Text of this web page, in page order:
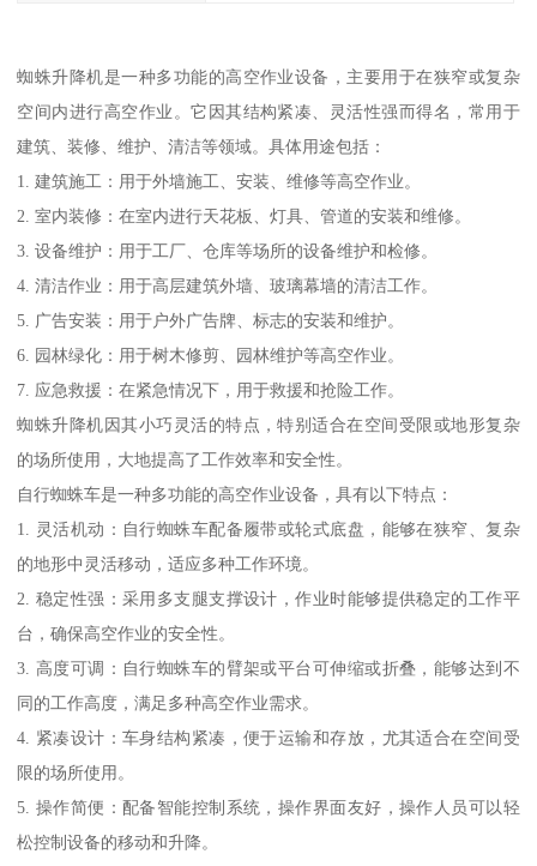
蜘蛛升降机是一种多功能的高空作业设备，主要用于在狭窄或复杂
空间内进行高空作业。它因其结构紧凑、灵活性强而得名，常用于
建筑、装修、维护、清洁等领域。具体用途包括：
1. 建筑施工：用于外墙施工、安装、维修等高空作业。
2. 室内装修：在室内进行天花板、灯具、管道的安装和维修。
3. 设备维护：用于工厂、仓库等场所的设备维护和检修。
4. 清洁作业：用于高层建筑外墙、玻璃幕墙的清洁工作。
5. 广告安装：用于户外广告牌、标志的安装和维护。
6. 园林绿化：用于树木修剪、园林维护等高空作业。
7. 应急救援：在紧急情况下，用于救援和抢险工作。
蜘蛛升降机因其小巧灵活的特点，特别适合在空间受限或地形复杂
的场所使用，大地提高了工作效率和安全性。
自行蜘蛛车是一种多功能的高空作业设备，具有以下特点：
1. 灵活机动：自行蜘蛛车配备履带或轮式底盘，能够在狭窄、复杂
的地形中灵活移动，适应多种工作环境。
2. 稳定性强：采用多支腿支撑设计，作业时能够提供稳定的工作平
台，确保高空作业的安全性。
3. 高度可调：自行蜘蛛车的臂架或平台可伸缩或折叠，能够达到不
同的工作高度，满足多种高空作业需求。
4. 紧凑设计：车身结构紧凑，便于运输和存放，尤其适合在空间受
限的场所使用。
5. 操作简便：配备智能控制系统，操作界面友好，操作人员可以轻
松控制设备的移动和升降。